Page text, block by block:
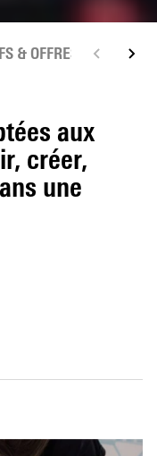
& OFFRES
aux
créer,
une